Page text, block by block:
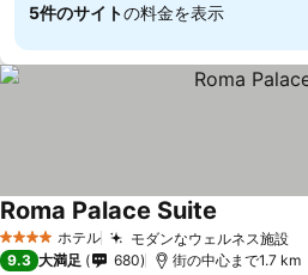
5件のサイトの料金を表示
4 ホテルのランク
ホテル モダンなウェルネス施設
Roma Palace Suite
9.3 大満足 680 街の中心まで1.7 km